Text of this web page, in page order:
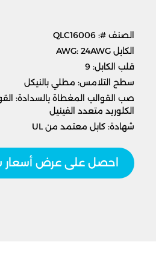
الصنف #: QLC16006
الكابل AWG: 24AWG
قلب الكابل: 9
سطح التلامس: مطلي بالنيكل
صب القوالب المغطاة بالسدادة:
الكلوريد متعدد الفينيل
شهادة: كابل معتمد من UL
احصل على عرض أسعار